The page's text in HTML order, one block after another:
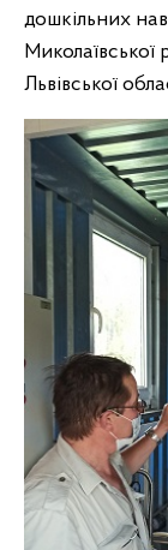
дошкільних
Миколаївської
Львівської